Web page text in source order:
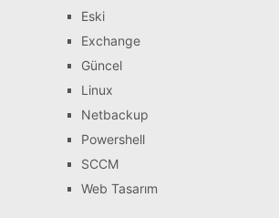
Eski
Exchange
Güncel
Linux
Netbackup
Powershell
SCCM
Web Tasarım